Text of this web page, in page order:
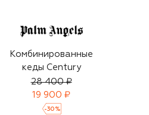
Комбинированные
кеды Century
28 400 ₽
19 900 ₽
-30 %